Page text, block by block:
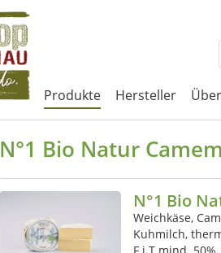
Produkte Hersteller
N°1 Bio Natur
N°1 Bio
Weichkäse,
Kuhmilch,